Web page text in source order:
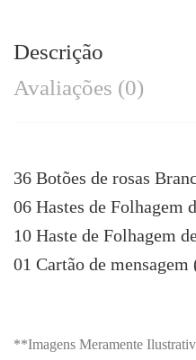
Descrição
Avaliações (0)
36 Botões de rosas
06 Hastes de Folhagem
10 Haste de Folhagem
01 Cartão de
**Imagens Meramente